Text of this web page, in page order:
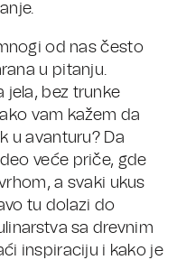
od nas često
u pitanju.
jela, bez trunke
vam kažem da
u avanturu? Da
veće priče, gde
a svaki ukus
tu dolazi do
sa drevnim
inspiraciju i kako je